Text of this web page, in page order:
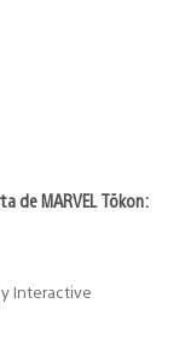
de MARVEL Tōkon:
Interactive